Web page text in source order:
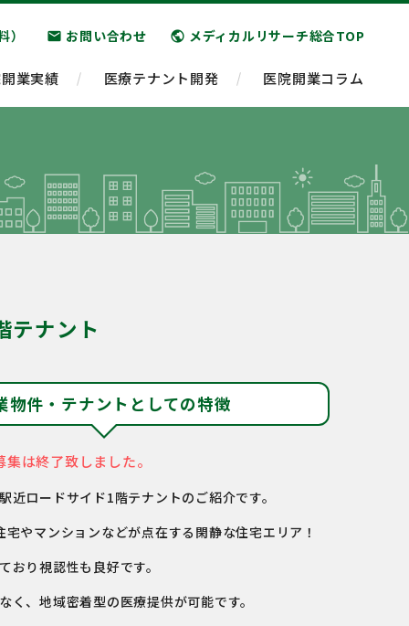
email お問い合わせ public メディカルリサーチ総合TOP
業実績 医療テナント開発 医院開業コラム
テナント
物件・テナントとしての特徴
は終了致しました。
近ロードサイド1階テナントのご紹介です。
やマンションなどが点在する閑静な住宅エリア！
おり視認性も良好です。
く、地域密着型の医療提供が可能です。